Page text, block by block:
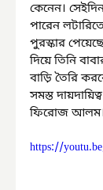
কেনেন।
পারেন
পুরস্কার
দিয়ে তিনি
বাড়ি তৈরি
সমস্ত
ফিরোজ
https://